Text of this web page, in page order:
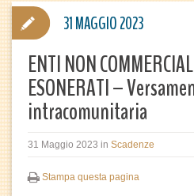
ENTI NON
ESONERATI –
intracomunitaria
31 Maggio 2023 in Scadenze
Stampa questa pagina
31 MAGGIO 2023